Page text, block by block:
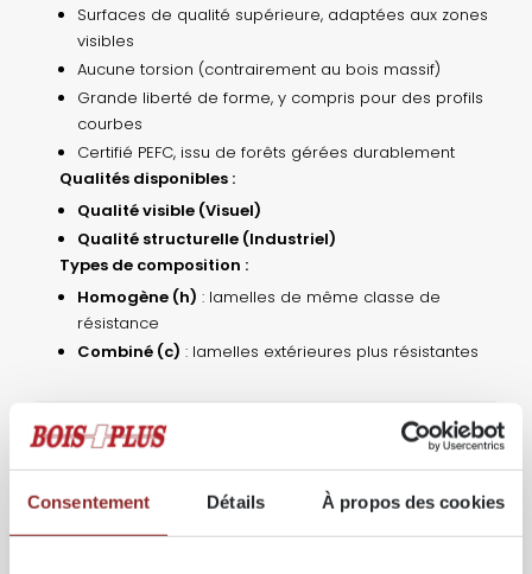
Consentement Détails À propos des cookies
Surfaces de qualité supérieure, adaptées aux zones
visibles
Aucune torsion (contrairement au bois massif)
Grande liberté de forme, y compris pour des profils
courbes
Certifié PEFC, issu de forêts gérées durablement
Qualités disponibles :
Qualité visible (Visuel)
Qualité structurelle (Industriel)
Types de composition :
Homogène (h) : lamelles de même classe de
résistance
Combiné (c) : lamelles extérieures plus résistantes
APPLICATIONS
Le Glulam est utilisé dans de nombreuses
constructions en bois, alliant esthétique et
performance :